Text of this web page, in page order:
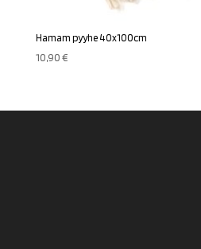
Hamam pyyhe 40x100cm
10,90€